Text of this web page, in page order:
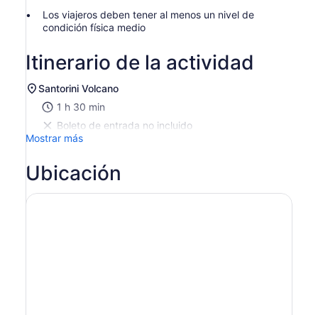
Los viajeros deben tener al menos un nivel de
condición física medio
Itinerario de la actividad
Santorini Volcano
1 h 30 min
Boleto de entrada no incluido
Mostrar más
Ubicación